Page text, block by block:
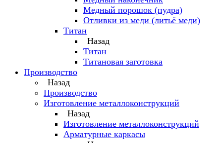
Медный порошок (пудра)
Отливки из меди (литьё меди)
Титан
Назад
Титан
Титановая заготовка
Производство
Назад
Производство
Изготовление металлоконструкций
Назад
Изготовление металлоконструкций
Арматурные каркасы